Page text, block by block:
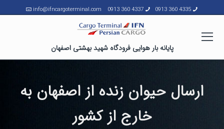
info@ifncargoterminal.com
پایانه بار هوایی فرودگاه شهید بهشتی اصفهان
ارسال حیوان زنده از اصفهان به
خارج از کشور